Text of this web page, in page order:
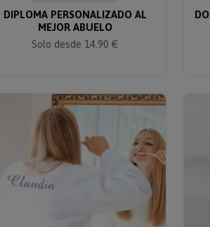
DIPLOMA PERSONALIZADO AL
MEJOR ABUELO
Solo desde 14.90 €